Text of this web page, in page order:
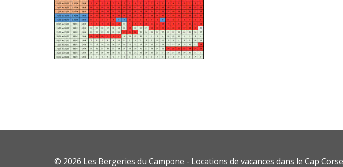
© 2026 Les Bergeries du Campone - Locations de vacances dans le Cap Corse